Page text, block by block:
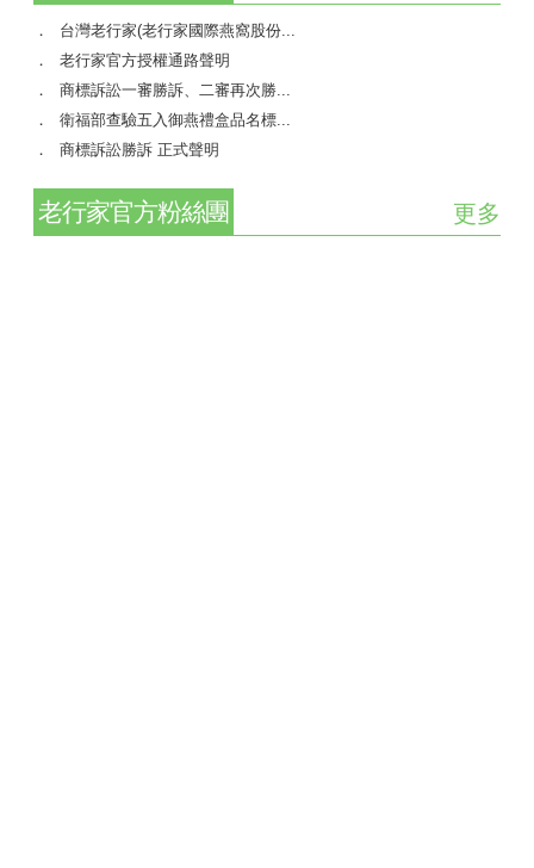
台灣老行家(老行家國際燕窩股份...
老行家官方授權通路聲明
商標訴訟一審勝訴、二審再次勝...
衛福部查驗五入御燕禮盒品名標...
商標訴訟勝訴 正式聲明
老行家官方粉絲團 更多